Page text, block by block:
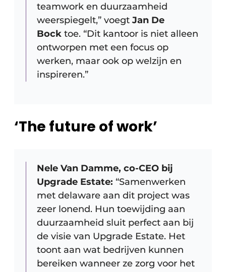
teamwork en duurzaamheid
weerspiegelt,” voegt Jan De
Bock toe. “Dit kantoor is niet alleen
ontworpen met een focus op
werken, maar ook op welzijn en
inspireren.”
‘The future of work’
Nele Van Damme, co-CEO bij
Upgrade Estate: “Samenwerken
met delaware aan dit project was
zeer lonend. Hun toewijding aan
duurzaamheid sluit perfect aan bij
de visie van Upgrade Estate. Het
toont aan wat bedrijven kunnen
bereiken wanneer ze zorg voor het